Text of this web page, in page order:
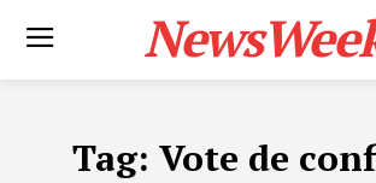
Tag: Vote de